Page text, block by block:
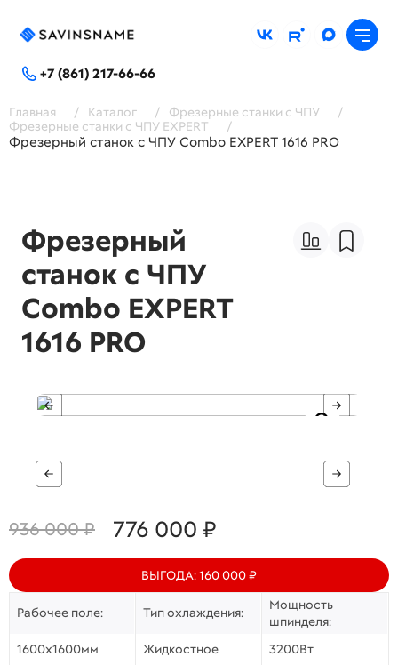
+7 (861) 217-66-66
Главная / Каталог / Фрезерные станки с ЧПУ
/
Фрезерные станки с ЧПУ EXPERT
/
Фрезерный станок с ЧПУ Combo EXPERT 1616 PRO
Фрезерный
станок с ЧПУ
Combo EXPERT
1616 PRO
936 000 ₽ 776 000 ₽
ВЫГОДА: 160 000 ₽
Рабочее поле:
1600х1600мм
Тип охлаждения:
Жидкостное
Мощность
шпинделя:
3200Вт